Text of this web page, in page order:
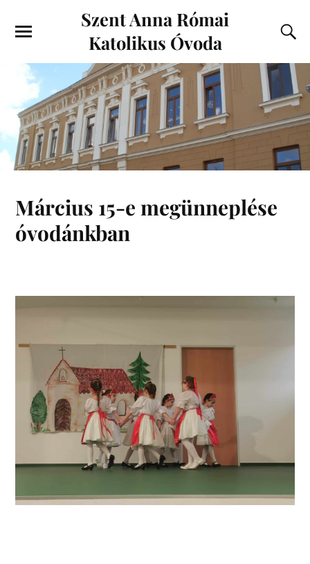
Szent Anna Római
Katolikus Óvoda
Március 15-e megünneplése
óvodánkban